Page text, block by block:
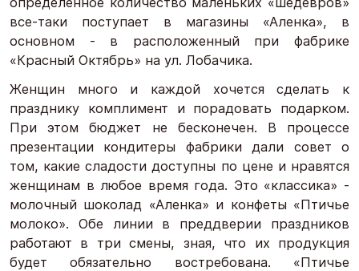
все-таки поступает в магазины «Аленка», в
основном - в расположенный при фабрике
«Красный Октябрь» на ул. Лобачика.
Женщин много и каждой хочется сделать к
празднику комплимент и порадовать подарком.
При этом бюджет не бесконечен. В процессе
презентации кондитеры фабрики дали совет о
том, какие сладости доступны по цене и нравятся
женщинам в любое время года. Это «классика» -
молочный шоколад «Аленка» и конфеты «Птичье
молоко». Обе линии в преддверии праздников
работают в три смены, зная, что их продукция
будет обязательно востребована. «Птичье